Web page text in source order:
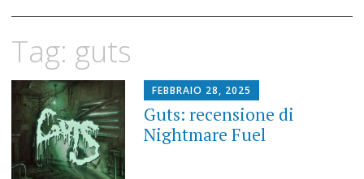
content
Tag: guts
FEBBRAIO 28, 2025
Guts: recensione di
Nightmare Fuel